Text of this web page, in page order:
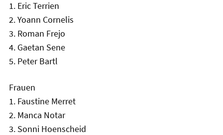
1. Eric Terrien
2. Yoann Cornelis
3. Roman Frejo
4. Gaetan Sene
5. Peter Bartl
Frauen
1. Faustine Merret
2. Manca Notar
3. Sonni Hoenscheid